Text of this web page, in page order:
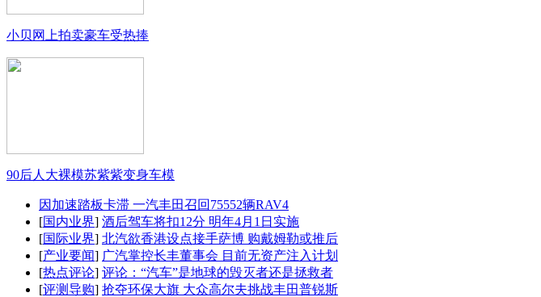
小贝网上拍卖豪车受热捧
90后人大裸模苏紫紫变身车模
因加速踏板卡滞 一汽丰田召回75552辆RAV4
[国内业界] 酒后驾车将扣12分 明年4月1日实施
[国际业界] 北汽欲香港设点接手萨博 购戴姆勒或推后
[产业要闻] 广汽掌控长丰董事会 目前无资产注入计划
[热点评论] 评论：“汽车”是地球的毁灭者还是拯救者
[评测导购] 抢夺环保大旗 大众高尔夫挑战丰田普锐斯